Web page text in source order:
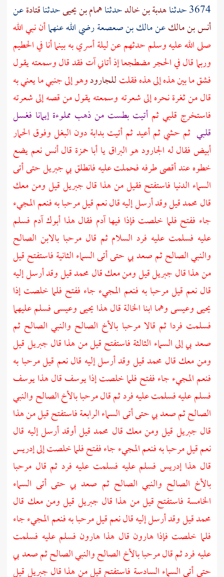
3674 حدثنا
هدبة بن خالدحدثناهمام بن يحيىحدثناقتادةعن
أنس بن مالكعنمالك بن صعصعةرضي الله عنهماأن نبي الله
صلى الله عليه وسلم حدثهم عن ليلة أسري به بينما أنا فيالحطيم
وربما قال فيالحجرمضطجعا إذ أتاني آت فقد قال وسمعته يقول
فشق ما بين هذه إلى هذه فقلتللجارودوهو إلى جنبي ما يعني به
قال من ثغرة نحره إلى شعرته وسمعته يقول من قصه إلى شعرته
فاستخرج قلبي ثمأتيت بطست من ذهب مملوءة إيمانا فغسل
قلبي ثم حشي ثم أعيد ثم أتيت بدابة دون البغل وفوق الحمار
أبيض فقال له الجارودهو البراق ياأبا حمزة قالأنسنعم يضع
خطوه عند أقصى طرفه فحملت عليه فانطلق بيجبريلحتى أتى
السماء الدنيا فاستفتح فقيل من هذا قالجبريلقيل ومن معك
قال محمد قيل وقد أرسل إليه قال نعم قيل مرحبا به فنعم المجيء
جاء ففتح فلما خلصت فإذا فيهاآدم فقال هذا أبوكآدم فسلم
عليه فسلمت عليه فرد السلام ثم قال مرحبا بالابن الصالح
والنبي الصالح ثم صعد بي حتى أتى السماء الثانية فاستفتح قيل
من هذا قالجبريلقيل ومن معك قال محمد قيل وقد أرسل إليه
قال نعم قيل مرحبا به فنعم المجيء جاء ففتح فلما خلصت إذا
يحيىوعيسىوهما ابنا الخالة قال هذايحيىوعيسىفسلم عليهما
فسلمت فردا ثم قالا مرحبا بالأخ الصالح والنبي الصالح ثم
صعد بي إلى السماء الثالثة فاستفتح قيل من هذا قالجبريلقيل
ومن معك قال محمد قيل وقد أرسل إليه قال نعم قيل مرحبا به
فنعم المجيء جاء ففتح فلما خلصت إذايوسفقال هذايوسف
فسلم عليه فسلمت عليه فرد ثم قال مرحبا بالأخ الصالح والنبي
الصالح ثم صعد بي حتى أتى السماء الرابعة فاستفتح قيل من هذا
قال جبريل قيل ومن معك قال محمد قيل أوقد أرسل إليه قال
نعم قيل مرحبا به فنعم المجيء جاء ففتح فلما خلصت إلىإدريس
قال هذاإدريس فسلم عليه فسلمت عليه فرد ثم قال مرحبا
بالأخ الصالح والنبي الصالح ثم صعد بي حتى أتى السماء
الخامسة فاستفتح قيل من هذا قال جبريل قيل ومن معك قال
محمد قيل وقد أرسل إليه قال نعم قيل مرحبا به فنعم المجيء جاء
فلما خلصت فإذاهارون قال هذا هارون فسلم عليه فسلمت
عليه فرد ثم قال مرحبا بالأخ الصالح والنبي الصالح ثم صعد بي
حتى أتى السماء السادسة فاستفتح قيل من هذا قالجبريلقيل